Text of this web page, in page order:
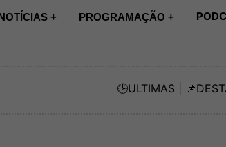
+ PROGRAMAÇÃO +
🕒ULTIMAS | 📌